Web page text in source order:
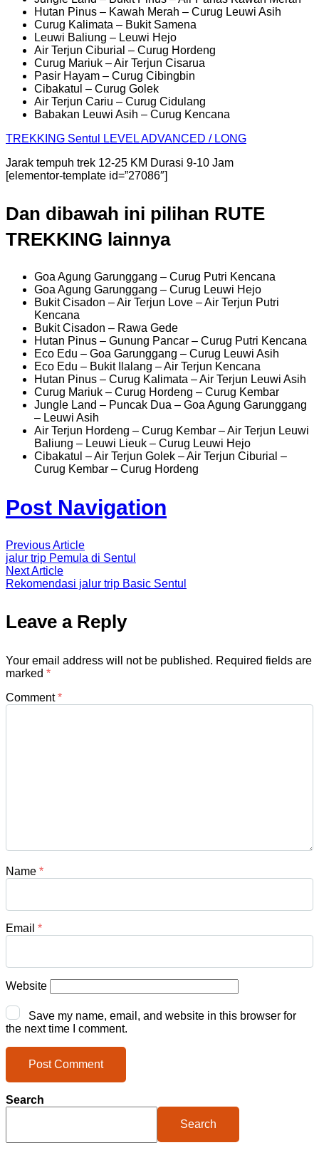
Hutan Pinus – Kawah Merah – Curug Leuwi Asih
Curug Kalimata – Bukit Samena
Leuwi Baliung – Leuwi Hejo
Air Terjun Ciburial – Curug Hordeng
Curug Mariuk – Air Terjun Cisarua
Pasir Hayam – Curug Cibingbin
Cibakatul – Curug Golek
Air Terjun Cariu – Curug Cidulang
Babakan Leuwi Asih – Curug Kencana
TREKKING Sentul
LEVEL ADVANCED / LONG
Jarak tempuh trek 12-25 KM Durasi 9-10 Jam
[elementor-template id=”27086″]
Dan dibawah ini pilihan RUTE
TREKKING lainnya
Goa Agung Garunggang – Curug Putri Kencana
Goa Agung Garunggang – Curug Leuwi Hejo
Bukit Cisadon – Air Terjun Love – Air Terjun Putri
Kencana
Bukit Cisadon – Rawa Gede
Hutan Pinus – Gunung Pancar – Curug Putri Kencana
Eco Edu – Goa Garunggang – Curug Leuwi Asih
Eco Edu – Bukit Ilalang – Air Terjun Kencana
Hutan Pinus – Curug Kalimata – Air Terjun Leuwi Asih
Curug Mariuk – Curug Hordeng – Curug Kembar
Jungle Land – Puncak Dua – Goa Agung Garunggang
– Leuwi Asih
Air Terjun Hordeng – Curug Kembar – Air Terjun Leuwi
Baliung – Leuwi Lieuk – Curug Leuwi Hejo
Cibakatul – Air Terjun Golek – Air Terjun Ciburial –
Curug Kembar – Curug Hordeng
Post Navigation
Previous Article
jalur trip Pemula di Sentul
Next Article
Rekomendasi jalur trip Basic Sentul
Leave a Reply
Your email address will not be published. Required fields are
marked *
Comment*
Name *
Email *
Website
Save my name, email, and website in this browser for
the next time I comment.
Search
Search